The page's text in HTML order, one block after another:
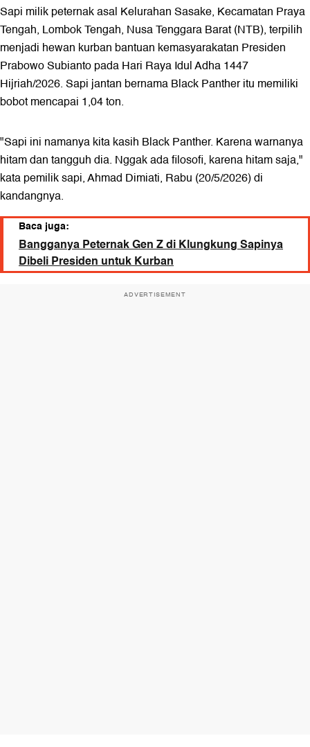
Sapi milik peternak asal Kelurahan Sasake, Kecamatan Praya
Tengah, Lombok Tengah, Nusa Tenggara Barat (NTB), terpilih
menjadi hewan kurban bantuan kemasyarakatan Presiden
Prabowo Subianto pada Hari Raya Idul Adha 1447
Hijriah/2026. Sapi jantan bernama Black Panther itu memiliki
bobot mencapai 1,04 ton.
"Sapi ini namanya kita kasih Black Panther. Karena warnanya
hitam dan tangguh dia. Nggak ada filosofi, karena hitam saja,"
kata pemilik sapi, Ahmad Dimiati, Rabu (20/5/2026) di
kandangnya.
Baca juga:
Bangganya Peternak Gen Z di Klungkung Sapinya
Dibeli Presiden untuk Kurban
ADVERTISEMENT